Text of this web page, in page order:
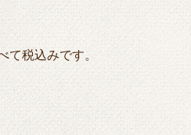
て税込みです。